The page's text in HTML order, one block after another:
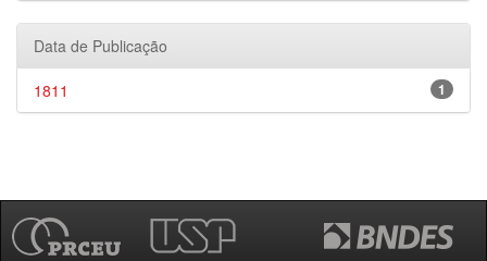
Data de Publicação
1
1811